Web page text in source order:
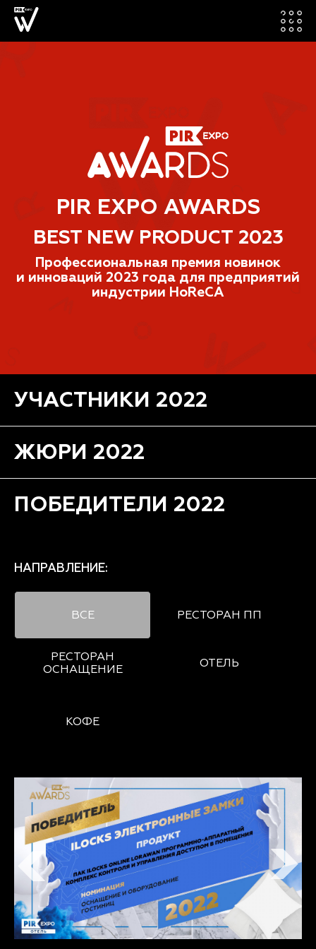
PIR EXPO AWARDS
BEST NEW PRODUCT 2023
Профессиональная премия новинок
и инноваций 2023 года для предприятий
индустрии HoReCA
УЧАСТНИКИ 2022
ЖЮРИ 2022
ПОБЕДИТЕЛИ 2022
НАПРАВЛЕНИЕ:
ВСЕ РЕСТОРАН ПП
РЕСТОРАН
ОСНАЩЕНИЕ
ОТЕЛЬ
КОФЕ
prev
next